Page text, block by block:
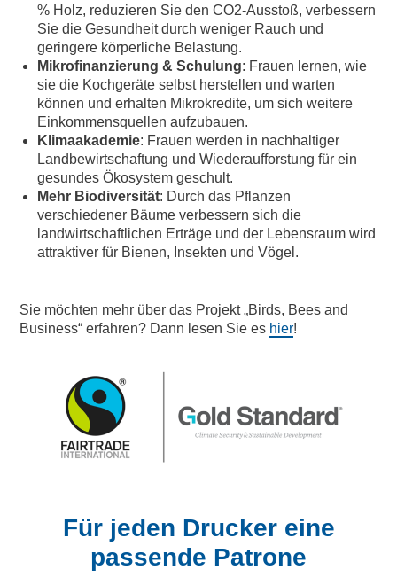
% Holz, reduzieren Sie den CO2-Ausstoß, verbessern
Sie die Gesundheit durch weniger Rauch und
geringere körperliche Belastung.
Mikrofinanzierung & Schulung: Frauen lernen, wie
sie die Kochgeräte selbst herstellen und warten
können und erhalten Mikrokredite, um sich weitere
Einkommensquellen aufzubauen.
Klimaakademie: Frauen werden in nachhaltiger
Landbewirtschaftung und Wiederaufforstung für ein
gesundes Ökosystem geschult.
Mehr Biodiversität: Durch das Pflanzen
verschiedener Bäume verbessern sich die
landwirtschaftlichen Erträge und der Lebensraum wird
attraktiver für Bienen, Insekten und Vögel.
Sie möchten mehr über das Projekt „Birds, Bees and
Business“ erfahren? Dann lesen Sie es hier!
Für jeden Drucker eine
passende Patrone